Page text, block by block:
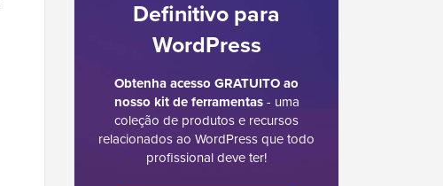
Definitivo para
WordPress
Obtenha acesso GRATUITO ao
nosso kit de ferramentas- uma
coleção de produtos e recursos
relacionados ao WordPress que todo
profissional deve ter!